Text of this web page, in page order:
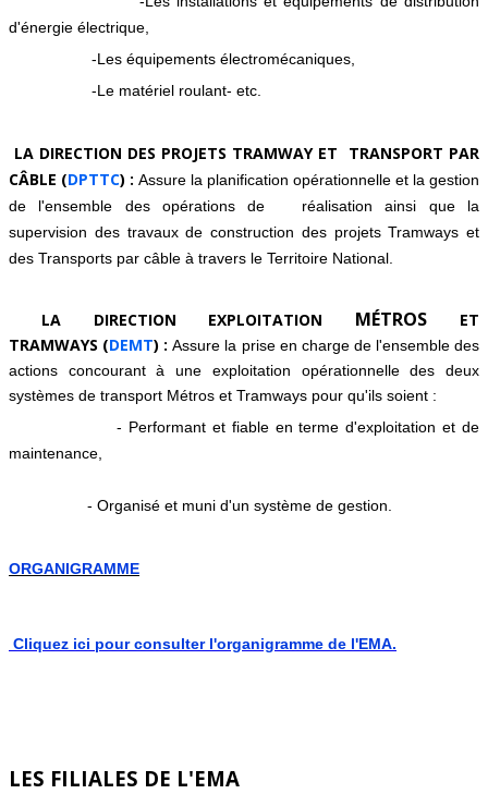
d'énergie électrique,
-Les équipements électromécaniques,
-Le matériel roulant- etc.
LA DIRECTION DES PROJETS TRAMWAY ET TRANSPORT PAR
CÂBLE (DPTTC) : Assure la planification opérationnelle et la gestion
de l'ensemble des opérations de réalisation ainsi que la
supervision des travaux de construction des projets Tramways et
des Transports par câble à travers le Territoire National.
LA DIRECTION EXPLOITATION MÉTROS
ET
TRAMWAYS (DEMT) : Assure la prise en charge de l'ensemble des
actions concourant à une exploitation opérationnelle des deux
systèmes de transport Métros et Tramways pour qu'ils soient :
- Performant et fiable en terme d'exploitation et de
maintenance,
- Organisé et muni d'un système de gestion.
ORGANIGRAMME
Cliquez ici pour consulter l'organigramme de l'EMA.
LES FILIALES DE L'EMA